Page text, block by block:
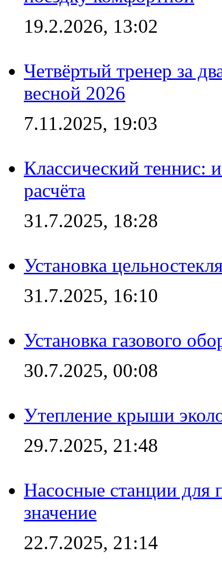
19.2.2026, 13:02
Четвёртый тренер за
весной 2026
7.11.2025, 19:03
Классический теннис:
расчёта
31.7.2025, 18:28
Установка
31.7.2025, 16:10
Установка газового
30.7.2025, 00:08
Утепление крыши
29.7.2025, 21:48
Насосные станции для
значение
22.7.2025, 21:14